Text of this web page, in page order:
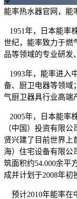
能率热水器官网，能
1951年，日本能率
世纪，能率致力于燃
品等领域的专业研发
1993年，能率进入
备、厨卫电器等领域
气厨卫器具行业高端
2005年，日本能率
（中国）投资有限
贤兴建了目前世界
海）住宅设备有限公
筑面积约54.000余平
成并计划于2008年初
预计2010年能率在